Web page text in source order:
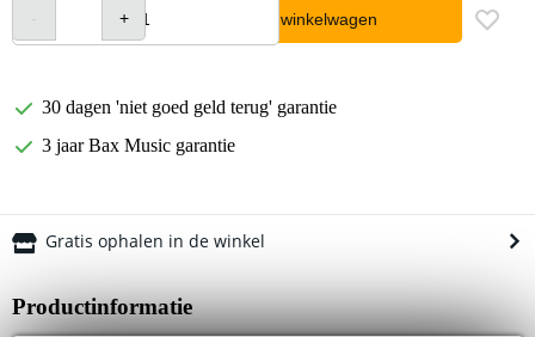
In winkelwagen
30 dagen 'niet goed geld terug' garantie
3 jaar Bax Music garantie
Gratis ophalen in de winkel
Productinformatie